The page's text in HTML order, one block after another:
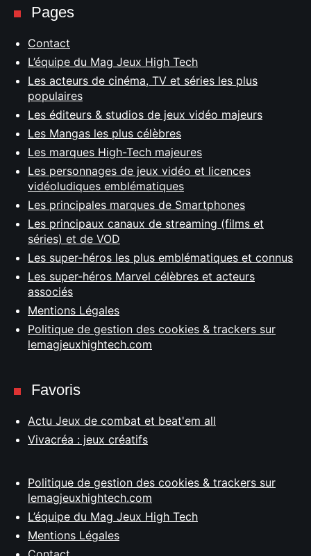
Pages
Contact
L’équipe du Mag Jeux High Tech
Les acteurs de cinéma, TV et séries les plus
populaires
Les éditeurs & studios de jeux vidéo majeurs
Les Mangas les plus célèbres
Les marques High-Tech majeures
Les personnages de jeux vidéo et licences
vidéoludiques emblématiques
Les principales marques de Smartphones
Les principaux canaux de streaming (films et
séries) et de VOD
Les super-héros les plus emblématiques et connus
Les super-héros Marvel célèbres et acteurs
associés
Mentions Légales
Politique de gestion des cookies & trackers sur
lemagjeuxhightech.com
Favoris
Actu Jeux de combat et beat'em all
Vivacréa : jeux créatifs
Politique de gestion des cookies & trackers sur
lemagjeuxhightech.com
L’équipe du Mag Jeux High Tech
Mentions Légales